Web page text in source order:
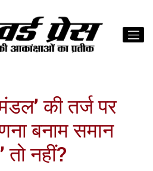
की तर्ज पर
बनाम समान
तो नहीं?